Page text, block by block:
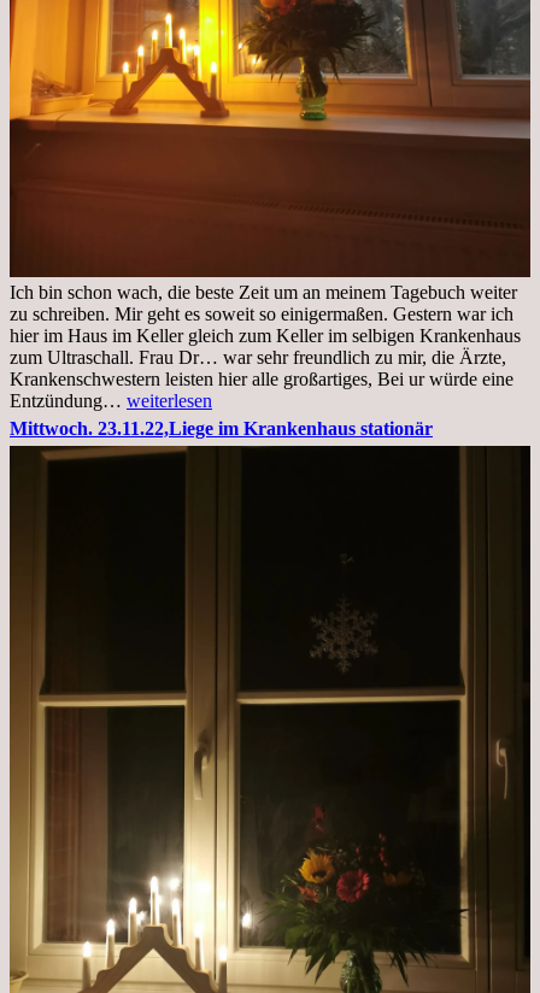
Ich bin schon wach, die beste Zeit um an meinem Tagebuch weiter
zu schreiben. Mir geht es soweit so einigermaßen. Gestern war ich
hier im Haus im Keller gleich zum Keller im selbigen Krankenhaus
zum Ultraschall. Frau Dr… war sehr freundlich zu mir, die Ärzte,
Krankenschwestern leisten hier alle großartiges, Bei ur würde eine
Entzündung… Freitag,
25.11.2022
Kleines
weiterlesen
Mittwoch. 23.11.22,Liege im Krankenhaus stationär